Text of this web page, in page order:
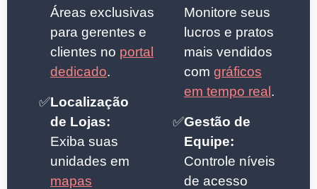
Áreas exclusivas
para gerentes e
clientes no portal
dedicado.
✅Localização
de Lojas:
Exiba suas
unidades em
mapas
Monitore seus
lucros e pratos
mais vendidos
com gráficos
em tempo real .
✅Gestão de
Equipe:
Controle níveis
de acesso